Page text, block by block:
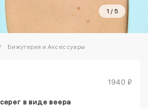
1 / 5
Бижутерия и Аксессуары
1940 ₽
в виде веера